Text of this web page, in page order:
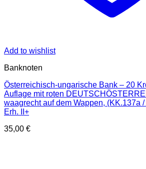
Add to wishlist
Banknoten
Österreichisch-ungarische Bank – 20
Auflage mit roten
waagrecht auf dem Wappen, (KK.137a
Erh. II+
35,00 €